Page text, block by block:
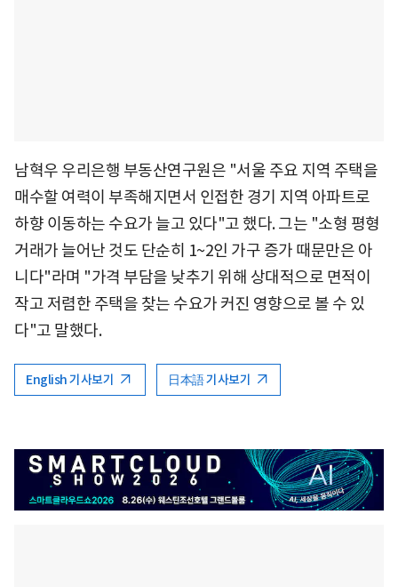
남혁우 우리은행 부동산연구원은 "서울 주요 지역 주택을
매수할 여력이 부족해지면서 인접한 경기 지역 아파트로
하향 이동하는 수요가 늘고 있다"고 했다. 그는 "소형 평형
거래가 늘어난 것도 단순히 1~2인 가구 증가 때문만은 아
니다"라며 "가격 부담을 낮추기 위해 상대적으로 면적이
작고 저렴한 주택을 찾는 수요가 커진 영향으로 볼 수 있
다"고 말했다.
English 기사보기 日本語 기사보기